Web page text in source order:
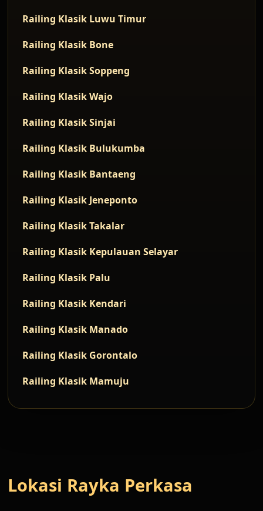
Railing Klasik Luwu Timur
Railing Klasik Bone
Railing Klasik Soppeng
Railing Klasik Wajo
Railing Klasik Sinjai
Railing Klasik Bulukumba
Railing Klasik Bantaeng
Railing Klasik Jeneponto
Railing Klasik Takalar
Railing Klasik Kepulauan Selayar
Railing Klasik Palu
Railing Klasik Kendari
Railing Klasik Manado
Railing Klasik Gorontalo
Railing Klasik Mamuju
Lokasi Rayka Perkasa